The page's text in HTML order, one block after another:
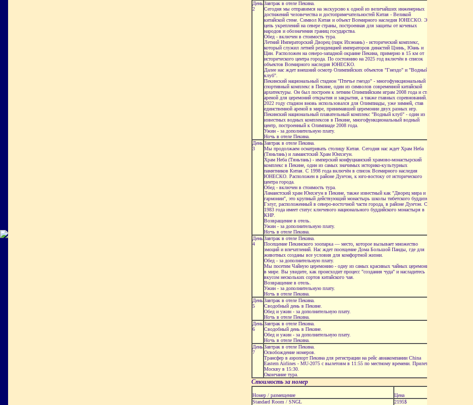
День
2
Завтрак в отеле Пекина.
Сегодня мы отправимся на экскурсию к одной из величайших инженерных
достижений человечества и достопримечательностей Китая - Великой
китайской стене. Символ Китая и объект Всемирного наследия ЮНЕСКО. Это
цепь укреплений на севере страны, построенная для защиты от кочевых
народов и обозначения границ государства.
Обед - включен в стоимость тура.
Летний Императорский Дворец (парк Ихэюань) - исторический комплекс,
который служил летней резиденцией императоров династий Цзинь, Юань и
Цин. Расположен на северо-западной окраине Пекина, примерно в 15 км от
исторического центра города. По состоянию на 2025 год включён в список
объектов Всемирного наследия ЮНЕСКО.
Далее нас ждет внешний осмотр Олимпийских объектов "Гнездо" и "Водный
клуб".
Пекинский национальный стадион "Птичье гнездо" - многофункциональный
спортивный комплекс в Пекине, один из символов современной китайской
архитектуры. Он был построен к летним Олимпийским играм 2008 года и стал
ареной для церемоний открытия и закрытия, а также главных соревнований. В
2022 году стадион вновь использовался для Олимпиады, уже зимней, став
единственной ареной в мире, принимавшей церемонии двух разных игр.
Пекинский национальный плавательный комплекс "Водный клуб" - один из
известных водных комплексов в Пекине, многофункциональный водный
центр, построенный к Олимпиаде 2008 года.
Ужин - за дополнительную плату.
Ночь в отеле Пекина.
День
3
Завтрак в отеле Пекина.
Мы продолжаем осматривать столицу Китая. Сегодня нас ждет Храм Неба
(Тяньтань) и ламаистский Храм Юнхэгун.
Храм Неба (Тяньтань) - имперский конфуцианский храмово-монастырский
комплекс в Пекине, один из самых значимых историко-культурных
памятников Китая. С 1998 года включён в список Всемирного наследия
ЮНЕСКО. Расположен в районе Дунчэн, к юго-востоку от исторического
центра города.
Обед - включен в стоимость тура.
Ламаистский храм Юнхэгун в Пекине, также известный как "Дворец мира и
гармонии", это крупный действующий монастырь школы тибетского буддизма
Гэлуг, расположенный в северо-восточной части города, в районе Дунчэн. С
1983 года имеет статус ключевого национального буддийского монастыря в
КНР.
Возвращение в отель.
Ужин - за дополнительную плату.
Ночь в отеле Пекина.
День
4
Завтрак в отеле Пекина.
Посещение Пекинского зоопарка — место, которое вызывает множество
эмоций и впечатлений. Нас ждет посещение Дома Большой Панды, где для
животных созданы все условия для комфортной жизни.
Обед - за дополнительную плату.
Мы посетим Чайную церемонию - одну из самых красивых чайных церемоний
в мире. Вы увидите, как происходит процесс "создания чуда" и насладитесь
вкусом нескольких сортов китайского чая.
Возвращение в отель.
Ужин - за дополнительную плату.
Ночь в отеле Пекина.
День
5
Завтрак в отеле Пекина.
Сводобный день в Пекине.
Обед и ужин - за дополнительную плату.
Ночь в отеле Пекина.
День
6
Завтрак в отеле Пекина.
Сводобный день в Пекине.
Обед и ужин - за дополнительную плату.
Ночь в отеле Пекина.
День
7
Завтрак в отеле Пекина.
Освобождение номеров.
Трансфер в аэропорт Пекина для регистрации на рейс авиакомпании China
Eastern Airlines - MU-2075 с вылетовм в 11:55 по местному времени. Прилет в
Москву в 15:30.
Окончание тура.
Стоимость за номер
Номер / размещение
Цена
Standard Room / SNGL
2195$